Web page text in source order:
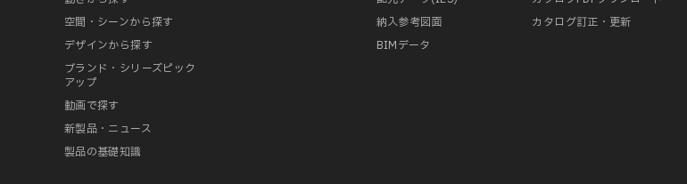
空間・シーンから探す
デザインから探す
ブランド・シリーズピック
アップ
動画で探す
新製品・ニュース
製品の基礎知識
納入参考図面
BIMデータ
カタログ訂正・更新